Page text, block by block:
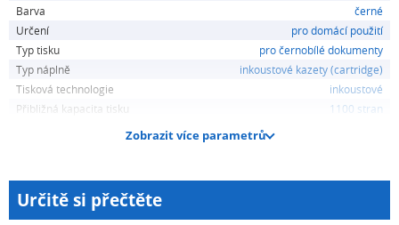
Barva
černé
Určení
pro domácí použití
Typ tisku
pro černobílé dokumenty
Typ náplně
inkoustové kazety (cartridge)
Tisková technologie
inkoustové
Přibližná kapacita tisku
1100 stran
Zobrazit více parametrů
Určitě si přečtěte